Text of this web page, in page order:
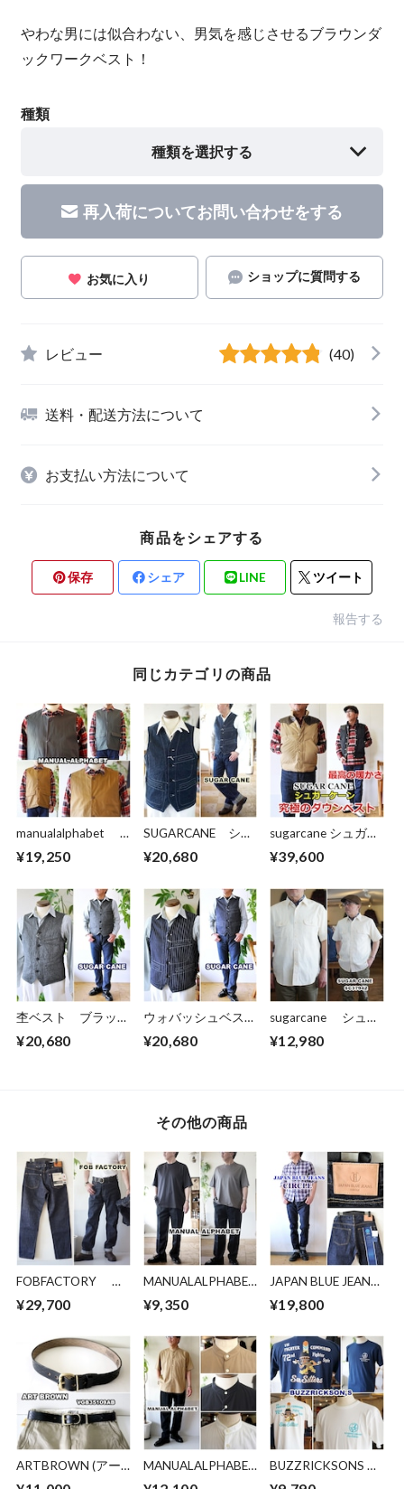
やわな男には似合わない、男気を感じさせるブラウンダ
ックワークベスト！
種類
種類を選択する
再入荷についてお問い合わせをする
お気に入り ショップに質問する
レビュー (40)
送料・配送方法について
お支払い方法について
商品をシェアする
保存 シェア LINE ツイート
報告する
同じカテゴリの商品
manualalphabet
マニュアルアルファ
ベット クルーネッ
ベスト メンズベス
ト ma-j-346
¥19,250
SUGARCANE シュ
ガーケーン デニム
ワークベスト ベス
カジ 東洋エンター
プライズ
¥20,680
sugarcane シュガー
ケーン レザーヨー
クダウンベスト
ープライズ
¥39,600
杢ベスト ブラック
コバートワークベス
ト シュガーケー
¥20,680
ウォバッシュベス
ト ワークベスト
シュガーケーン
ベスト アメカジ
¥20,680
sugarcane シュガ
ーケーン 半袖ホワ
イトシャンブレーシ
¥12,980
その他の商品
FOBFACTORY エ
リー F165 セル
デニム １５オンス
デニム ５ポケッ
ト ビンテージデニ
¥29,700
MANUALALPHABET
ァベット カット
ックスT ゆったり
サイズ MA-C-269
¥9,350
JAPAN BLUE JEANS
ーンズ CIRCLE J301
アメリカ綿 ヴィン
テージセルヴィッチ
デニム
¥19,800
ARTBROWN (アー
トブラウン)メン
MANUALALPHABET
マニュアルアルファ
BUZZRICKSONS バ
ズリクソンズ 半袖